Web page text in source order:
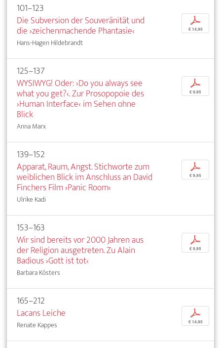
101–123
Die Subversion der Souveränität und
die ›zeichenmachende Phantasie‹
Hans-Hagen Hildebrandt
p
€ 14,95
125–137
WYSIWYG! Oder: ›Do you always see
what you get?‹. Zur Prosopopoie des
›Human Interface‹ im Sehen ohne
Blick
Anna Marx
p
€ 9,95
139–152
Apparat, Raum, Angst. Stichworte zum
weiblichen Blick im Anschluss an David
Finchers Film ›Panic Room‹
Ulrike Kadi
p
€ 9,95
153–163
Wir sind bereits vor 2000 Jahren aus
der Religion ausgetreten. Zu Alain
Badious ›Gott ist tot‹
Barbara Kösters
p
€ 9,95
165–212
Lacans Leiche
Renate Kappes
p
€ 14,95